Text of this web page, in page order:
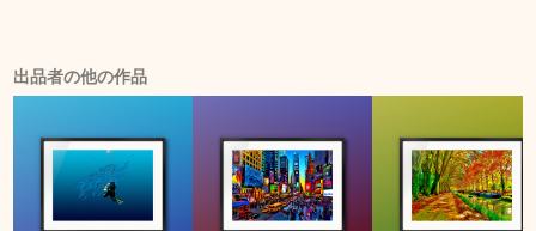
出品者の他の作品